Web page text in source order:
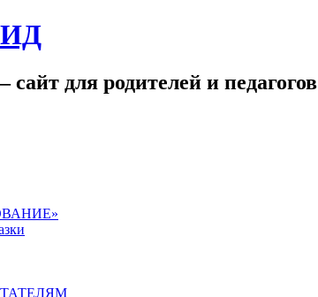
для родителей и педагогов